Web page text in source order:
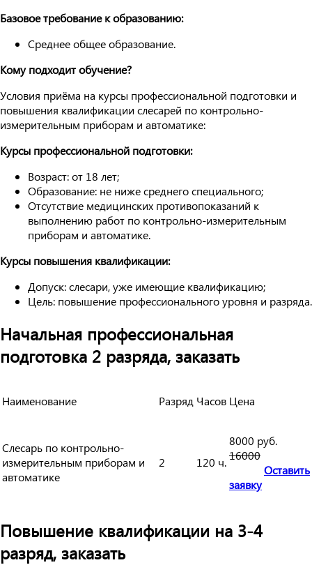
Базовое требование к образованию:
Среднее общее образование.
Кому подходит обучение?
Условия приёма на курсы профессиональной подготовки и
повышения квалификации слесарей по контрольно-
измерительным приборам и автоматике:
Курсы профессиональной подготовки:
Возраст: от 18 лет;
Образование: не ниже среднего специального;
Отсутствие медицинских противопоказаний к
выполнению работ по контрольно-измерительным
приборам и автоматике.
Курсы повышения квалификации:
Допуск: слесари, уже имеющие квалификацию;
Цель: повышение профессионального уровня и разряда.
Начальная профессиональная
подготовка 2 разряда, заказать
Наименование Разряд Часов Цена
Слесарь по контрольно-
измерительным приборам и
автоматике
2 120 ч.
8000 руб.
16000
Оставить
заявку
Повышение квалификации на 3-4
разряд, заказать